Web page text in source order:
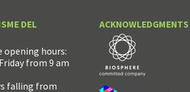
DEL
opening hours:
from 9 am
falling from
ACKNOWLEDGMENTS